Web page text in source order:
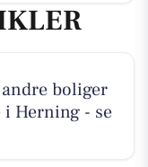
boliger
Herning - se